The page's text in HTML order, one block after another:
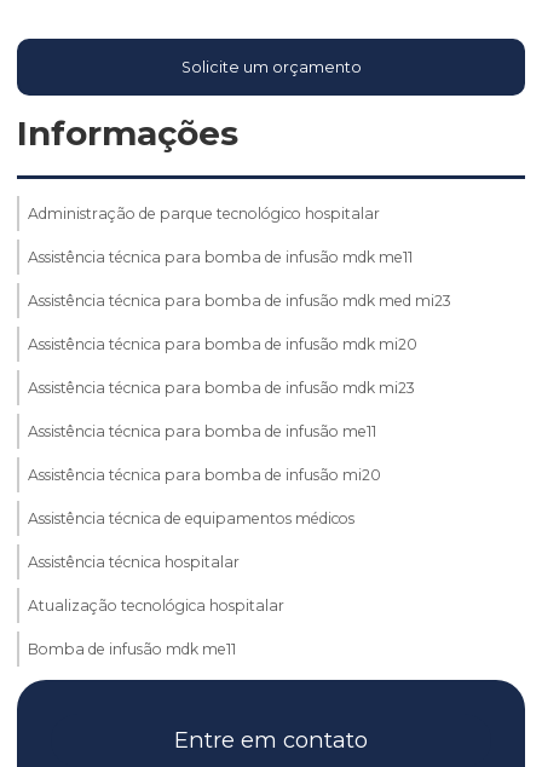
Solicite um orçamento
Informações
Administração de parque tecnológico hospitalar
Assistência técnica para bomba de infusão mdk me11
Assistência técnica para bomba de infusão mdk med mi23
Assistência técnica para bomba de infusão mdk mi20
Assistência técnica para bomba de infusão mdk mi23
Assistência técnica para bomba de infusão me11
Assistência técnica para bomba de infusão mi20
Assistência técnica de equipamentos médicos
Assistência técnica hospitalar
Atualização tecnológica hospitalar
Bomba de infusão mdk me11
Bomba de infusão mdk med mi23
Bomba de infusão mdk mi20Entre em contato